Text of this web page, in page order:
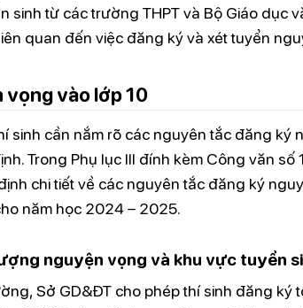
sinh từ các trường THPT và Bộ Giáo dục
quan đến việc đăng ký và xét tuyển
vào lớp 10
sinh cần nắm rõ các nguyên tắc đăng ký
Trong Phụ lục III đính kèm Công văn số
chi tiết về các nguyên tắc đăng ký
năm học 2024 – 2025.
nguyện vọng và khu vực tuyển
Sở GD&ĐT cho phép thí sinh đăng ký